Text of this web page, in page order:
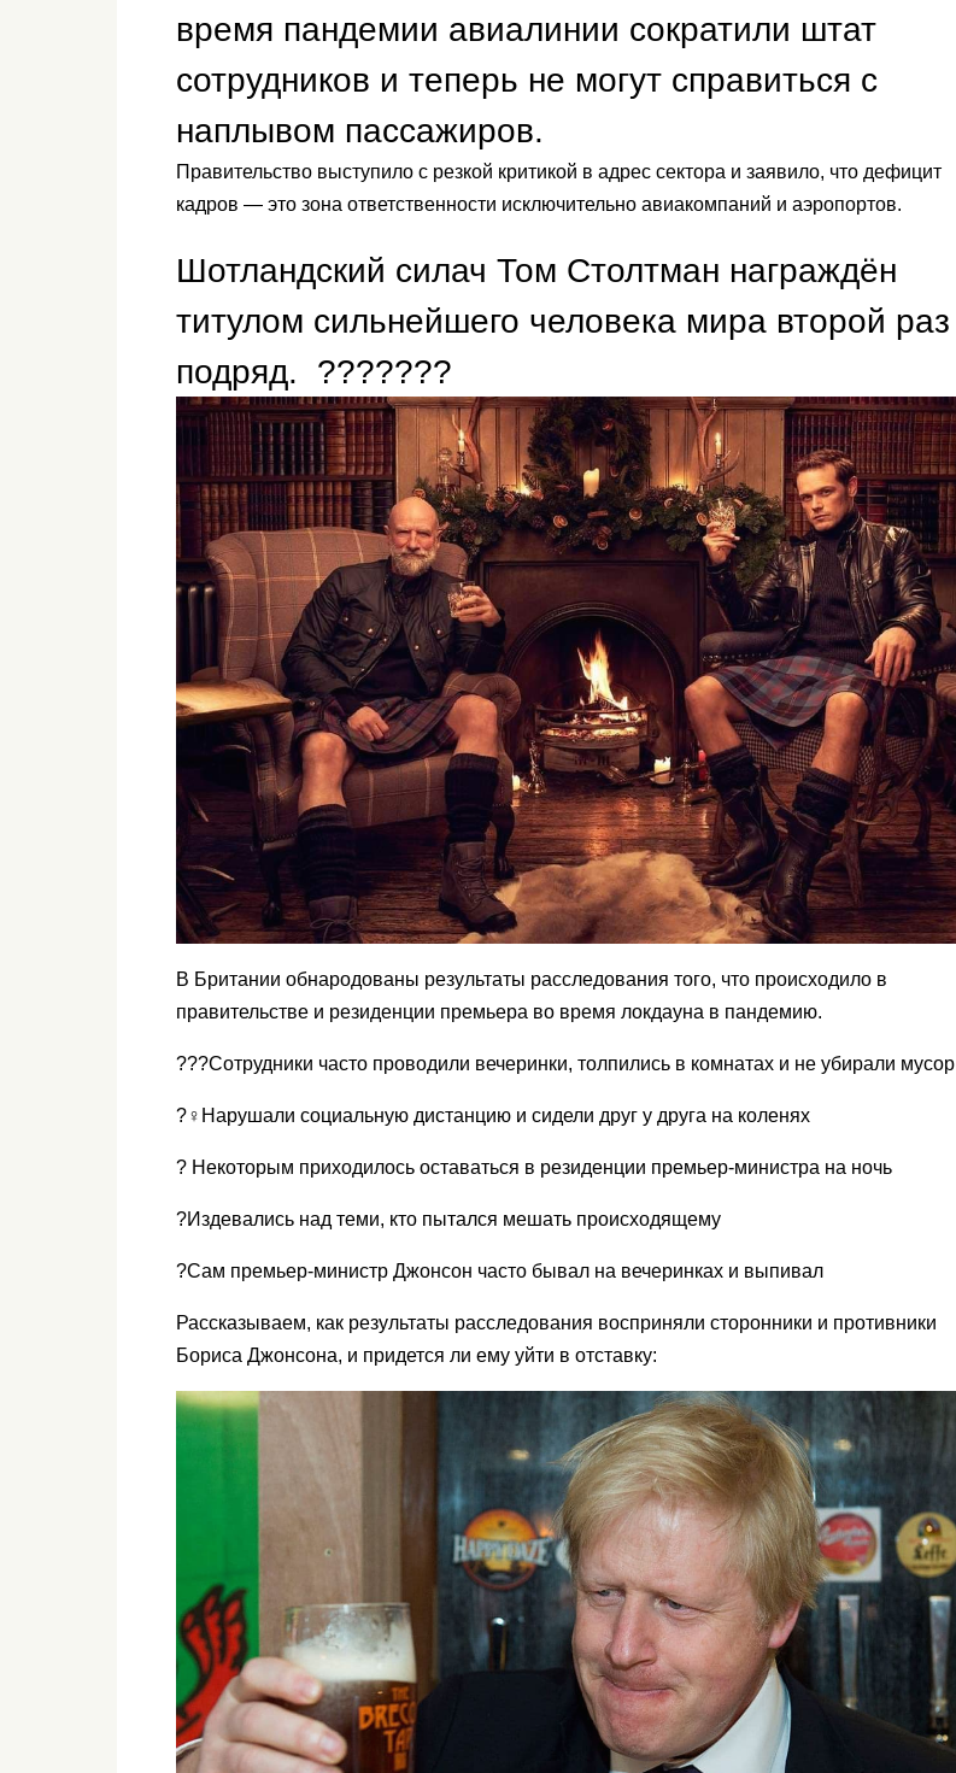
время пандемии авиалинии сократили штат
сотрудников и теперь не могут справиться с
наплывом пассажиров.
Правительство выступило с резкой критикой в адрес сектора и заявило, что дефицит
кадров — это зона ответственности исключительно авиакомпаний и аэропортов.
Шотландский силач Том Столтман награждён
титулом сильнейшего человека мира второй раз
подряд. ???????
В Британии обнародованы результаты расследования того, что происходило в
правительстве и резиденции премьера во время локдауна в пандемию.
???Сотрудники часто проводили вечеринки, толпились в комнатах и не убирали мусор
?‍♀️Нарушали социальную дистанцию и сидели друг у друга на коленях
? Некоторым приходилось оставаться в резиденции премьер-министра на ночь
?Издевались над теми, кто пытался мешать происходящему
?Сам премьер-министр Джонсон часто бывал на вечеринках и выпивал
Рассказываем, как результаты расследования восприняли сторонники и противники
Бориса Джонсона, и придется ли ему уйти в отставку: